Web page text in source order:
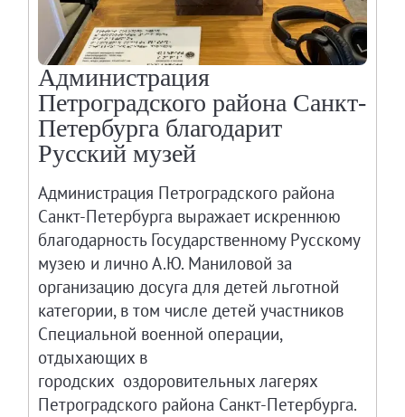
Администрация
Петроградского района Санкт-
Петербурга благодарит
Русский музей
Администрация Петроградского района
Санкт-Петербурга выражает искреннюю
благодарность Государственному Русскому
музею и лично А.Ю. Маниловой за
организацию досуга для детей льготной
категории, в том числе детей участников
Специальной военной операции,
отдыхающих в
городских оздоровительных лагерях
Петроградского района Санкт-Петербурга.